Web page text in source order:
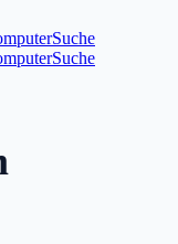
Suche
Suche